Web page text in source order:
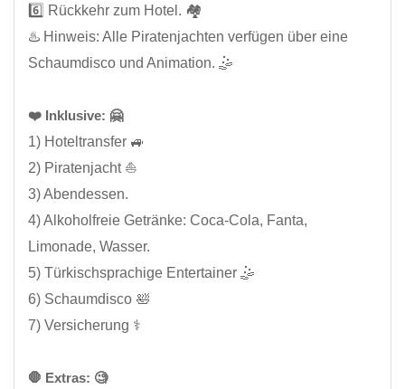
6️⃣ Rückkehr zum Hotel. 🏘️
♨️ Hinweis: Alle Piratenjachten verfügen über eine
Schaumdisco und Animation. 🤹
❤️ Inklusive: 🤗
1) Hoteltransfer 🚙
2) Piratenjacht ⛵
3) Abendessen.
4) Alkoholfreie Getränke: Coca-Cola, Fanta,
Limonade, Wasser.
5) Türkischsprachige Entertainer 🤹
6) Schaumdisco 🛀
7) Versicherung ⚕️
🛑 Extras: 🧐